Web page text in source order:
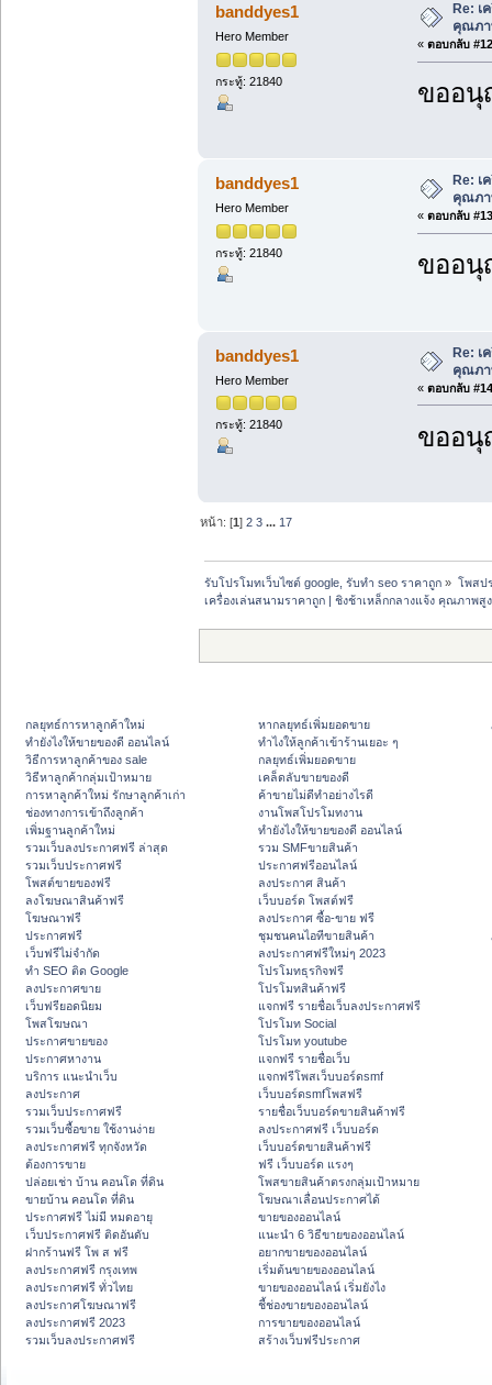
banddyes1
Hero Member
กระทู้: 21840
Re: เ
คุณภา
« ตอบกลับ
ขออนุ
banddyes1
Hero Member
กระทู้: 21840
Re: เ
คุณภา
« ตอบกลับ
ขออนุ
banddyes1
Hero Member
กระทู้: 21840
Re: เ
คุณภา
« ตอบกลับ
ขออนุ
หน้า: [1]2 3 ... 17
รับโปรโมทเว็บไซต์ google, รับทำ seo ราคาถูก » โพสป
เครื่องเล่นสนามราคาถูก | ชิงช้าเหล็กกลางแจ้ง คุณภาพสู
กลยุทธ์การหาลูกค้าใหม่
ทํายังไงให้ขายของดี ออนไลน์
วิธีการหาลูกค้าของ sale
วิธีหาลูกค้ากลุ่มเป้าหมาย
การหาลูกค้าใหม่ รักษาลูกค้าเก่า
ช่องทางการเข้าถึงลูกค้า
เพิ่มฐานลูกค้าใหม่
รวมเว็บลงประกาศฟรี ล่าสุด
รวมเว็บประกาศฟรี
โพสต์ขายของฟรี
ลงโฆษณาสินค้าฟรี
โฆษณาฟรี
ประกาศฟรี
เว็บฟรีไม่จำกัด
ทำ SEO ติด Google
ลงประกาศขาย
เว็บฟรียอดนิยม
โพสโฆษณา
ประกาศขายของ
ประกาศหางาน
บริการ แนะนำเว็บ
ลงประกาศ
รวมเว็บประกาศฟรี
รวมเว็บซื้อขาย ใช้งานง่าย
ลงประกาศฟรี ทุกจังหวัด
ต้องการขาย
ปล่อยเช่า บ้าน คอนโด ที่ดิน
ขายบ้าน คอนโด ที่ดิน
ประกาศฟรี ไม่มี หมดอายุ
เว็บประกาศฟรี ติดอันดับ
ฝากร้านฟรี โพ ส ฟรี
ลงประกาศฟรี กรุงเทพ
ลงประกาศฟรี ทั่วไทย
ลงประกาศโฆษณาฟรี
ลงประกาศฟรี 2023
รวมเว็บลงประกาศฟรี
หากลยุทธ์เพิ่มยอดขาย
ทําไงให้ลูกค้าเข้าร้านเยอะ ๆ
กลยุทธ์เพิ่มยอดขาย
เคล็ดลับขายของดี
ค้าขายไม่ดีทำอย่างไรดี
งานโพสโปรโมทงาน
ทํายังไงให้ขายของดี ออนไลน์
รวม SMFขายสินค้า
ประกาศฟรีออนไลน์
ลงประกาศ สินค้า
เว็บบอร์ด โพสต์ฟรี
ลงประกาศ ซื้อ-ขาย ฟรี
ชุมชนคนไอทีขายสินค้า
ลงประกาศฟรีใหม่ๆ 2023
โปรโมทธุรกิจฟรี
โปรโมทสินค้าฟรี
แจกฟรี รายชื่อเว็บลงประกาศฟรี
โปรโมท Social
โปรโมท youtube
แจกฟรี รายชื่อเว็บ
แจกฟรีโพสเว็บบอร์ดsmf
เว็บบอร์ดsmfโพสฟรี
รายชื่อเว็บบอร์ดขายสินค้าฟรี
ลงประกาศฟรี เว็บบอร์ด
เว็บบอร์ดขายสินค้าฟรี
ฟรี เว็บบอร์ด แรงๆ
โพสขายสินค้าตรงกลุ่มเป้าหมาย
โฆษณาเลื่อนประกาศได้
ขายของออนไลน์
แนะนำ 6 วิธีขายของออนไลน์
อยากขายของออนไลน์
เริ่มต้นขายของออนไลน์
ขายของออนไลน์ เริ่มยังไง
ชี้ช่องขายของออนไลน์
การขายของออนไลน์
สร้างเว็บฟรีประกาศ